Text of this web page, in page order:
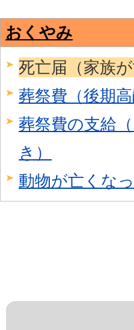
おくやみ
死亡届（家族
葬祭費（後期
葬祭費の支給
き）
動物が亡くな